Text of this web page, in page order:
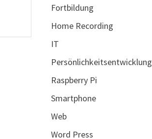
Fortbildung
Home Recording
IT
Persönlichkeitsentwicklung
Raspberry Pi
Smartphone
Web
Word Press